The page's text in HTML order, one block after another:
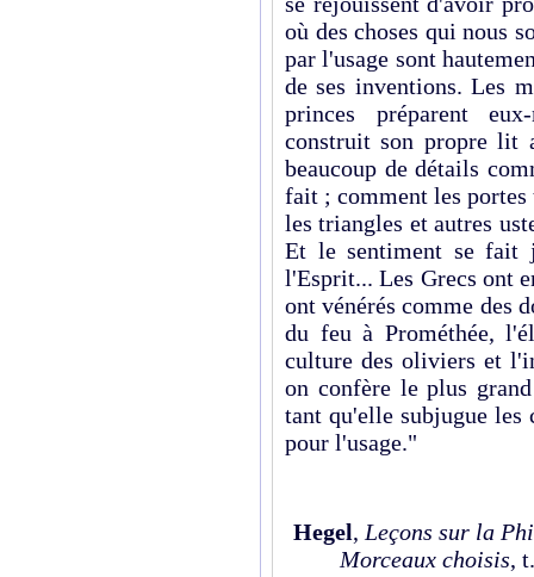
où des choses qui nous
par l'usage sont
de ses inventions. Les
princes préparent
construit son propre lit
beaucoup de détails
fait ; comment les portes
les triangles et autres
Et le sentiment se fait
l'Esprit... Les Grecs ont
ont vénérés comme des
du feu à Prométhée,
culture des oliviers et
on confère le plus
tant qu'elle subjugue les
pour l'usage."
Hegel, Leçons sur la
Morceaux choisis,